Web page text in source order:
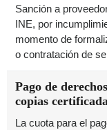
Sanción a
INE, por
momento de
o contratación de
Pago de
copias
La cuota para el